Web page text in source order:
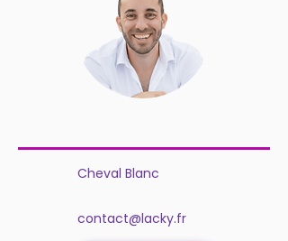
Cheval Blanc
contact@lacky.fr